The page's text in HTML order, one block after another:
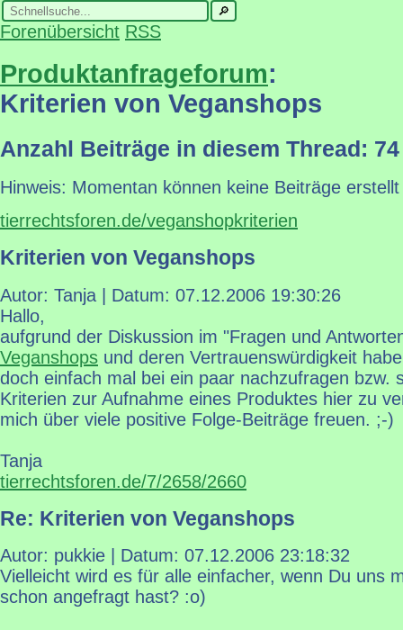
Forenübersicht RSS
Produktanfrageforum:
Kriterien von Veganshops
Anzahl Beiträge in diesem Thread: 74
Hinweis: Momentan können keine Beiträge
tierrechtsforen.de/veganshopkriterien
Kriterien von Veganshops
Autor: Tanja | Datum: 07.12.2006 19:30:26
Hallo,
aufgrund der Diskussion im "Fragen und
Veganshops und deren Vertrauenswürdigkeit
doch einfach mal bei ein paar nachzufragen bzw.
Kriterien zur Aufnahme eines Produktes hier zu
mich über viele positive Folge-Beiträge freuen. ;-)
Tanja
tierrechtsforen.de/7/2658/2660
Re: Kriterien von Veganshops
Autor: pukkie | Datum: 07.12.2006 23:18:32
Vielleicht wird es für alle einfacher, wenn Du uns
schon angefragt hast? :o)